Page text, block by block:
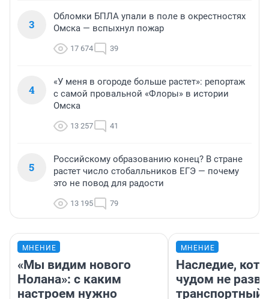
3
Обломки БПЛА упали в поле в окрестностях
Омска — вспыхнул пожар
17 674 39
4
«У меня в огороде больше растет»: репортаж
с самой провальной «Флоры» в истории
Омска
13 257 41
5
Российскому образованию конец? В стране
растет число стобалльников ЕГЭ — почему
это не повод для радости
13 195 79
МНЕНИЕ
«Мы видим нового
Нолана»: с каким
настроем нужно
МНЕНИЕ
Наследие,
чудом не
транспортный